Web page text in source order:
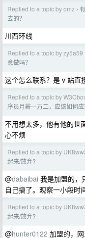
Replied to a topic by omz ›
去的？
川西环线
Replied to a topic by zy5a59
意做吗？
这个怎么联系？是 v 站直
Replied to a topic by
序员月薪一万二，应该如何应
不用想太多，他有他的世
心不烦
Replied to a topic by
起来/放弃?
@dabaibai 我是加盟的，
自己搞了。观察一小段时
Replied to a topic by
起来/放弃?
@hunter0122 加盟的，